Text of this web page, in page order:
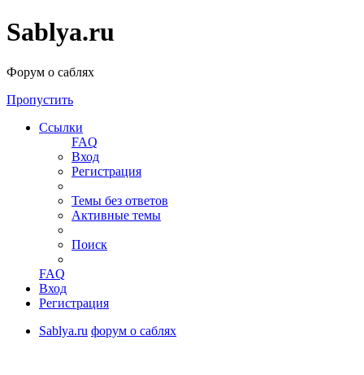
Sablya.ru
Форум о саблях
Пропустить
Ссылки
FAQ
Вход
Регистрация
Темы без ответов
Активные темы
Поиск
FAQ
Вход
Регистрация
Sablya.ru форум о саблях